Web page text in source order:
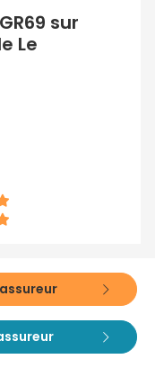
sur
Le